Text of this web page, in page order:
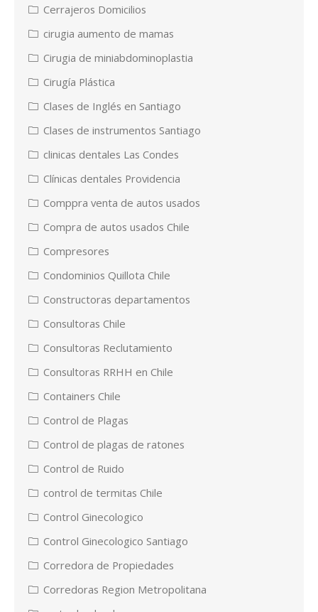
Cerrajeros Domicilios
cirugia aumento de mamas
Cirugia de miniabdominoplastia
Cirugía Plástica
Clases de Inglés en Santiago
Clases de instrumentos Santiago
clinicas dentales Las Condes
Clínicas dentales Providencia
Comppra venta de autos usados
Compra de autos usados Chile
Compresores
Condominios Quillota Chile
Constructoras departamentos
Consultoras Chile
Consultoras Reclutamiento
Consultoras RRHH en Chile
Containers Chile
Control de Plagas
Control de plagas de ratones
Control de Ruido
control de termitas Chile
Control Ginecologico
Control Ginecologico Santiago
Corredora de Propiedades
Corredoras Region Metropolitana